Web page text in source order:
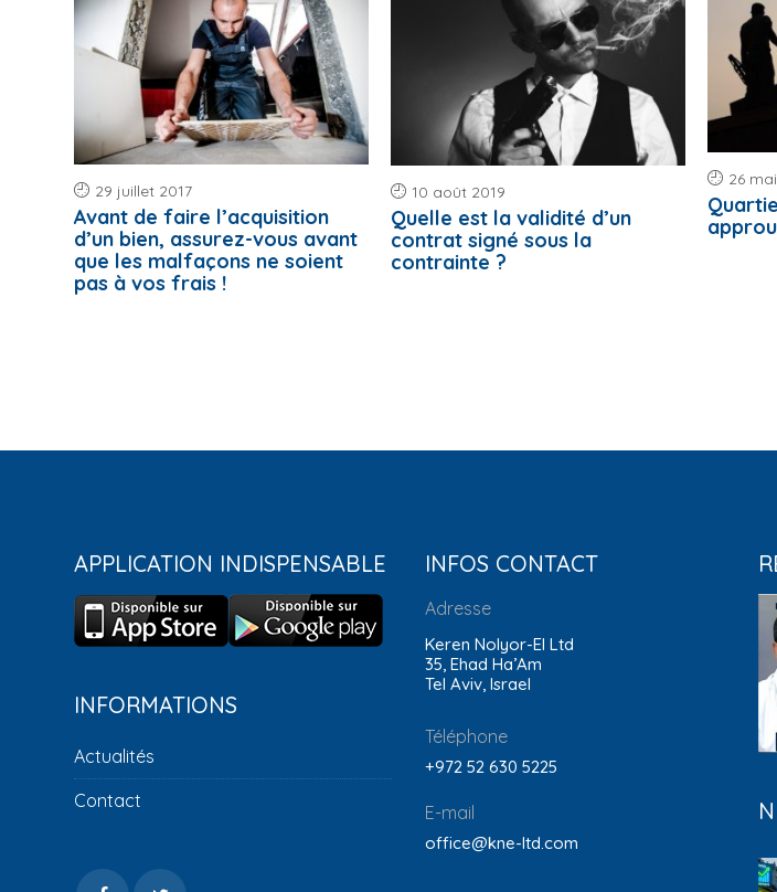
29 juillet 2017
Avant de faire l’acquisition
d’un bien, assurez-vous avant
que les malfaçons ne soient
pas à vos frais !
10 août 2019
Quelle est la validité d’un
contrat signé sous la
contrainte ?
26
APPLICATION INDISPENSABLE
INFORMATIONS
Actualités
Contact
INFOS CONTACT
Adresse
Keren Nolyor-El Ltd
35, Ehad Ha’Am
Tel Aviv, Israel
Téléphone
+972 52 630 5225
E-mail
office@kne-ltd.com